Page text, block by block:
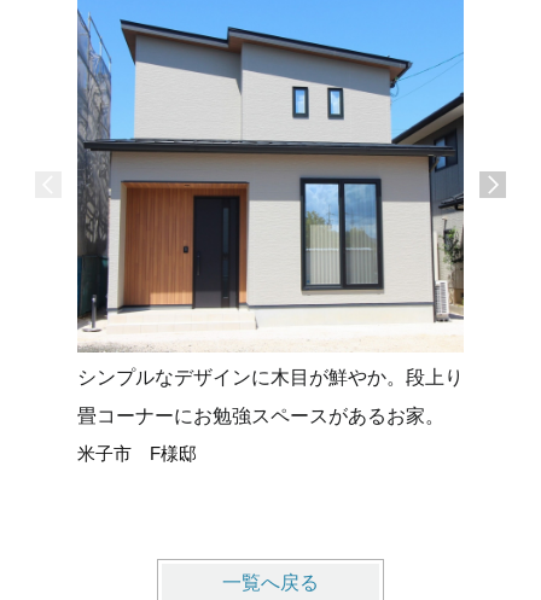
シンプルなデザインに木目が鮮やか。段上り
畳コーナーにお勉強スペースがあるお家。
米子市 F様邸
一覧へ戻る